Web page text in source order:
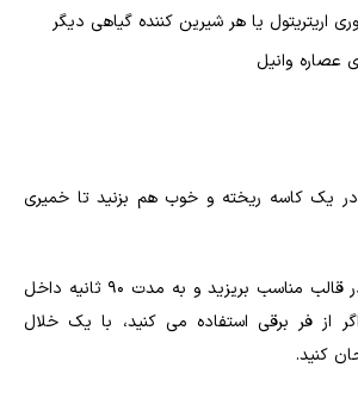
یا هر شیرین کننده گیاهی دیگر
وانیل
در یک کاسه ریخته و خوب هم بزنید تا خمیری
۲- مایه کاپ کیک را در قالب مناسب بریزید و به مدت ۹۰ ثانیه داخل
از فر برقی استفاده می کنید، با یک خلال
کنید.